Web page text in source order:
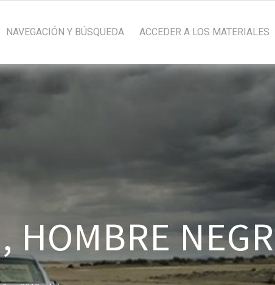
NAVEGACIÓN Y BÚSQUEDA ACCEDER A LOS MATERIALES
HOMBRE